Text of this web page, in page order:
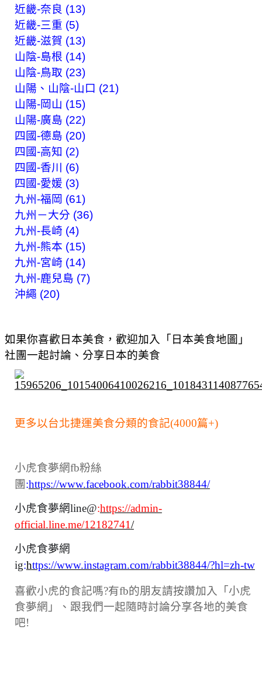
近畿-奈良 (13)
近畿-三重 (5)
近畿-滋賀 (13)
山陰-島根 (14)
山陰-鳥取 (23)
山陽、山陰-山口 (21)
山陽-岡山 (15)
山陽-廣島 (22)
四國-德島 (20)
四國-高知 (2)
四國-香川 (6)
四國-愛媛 (3)
九州-福岡 (61)
九州－大分 (36)
九州-長崎 (4)
九州-熊本 (15)
九州-宮崎 (14)
九州-鹿兒島 (7)
沖繩 (20)
如果你喜歡日本美食，歡迎加入「日本美食地圖」
社團一起討論、分享日本的美食
更多以台北捷運美食分類的食記(4000篇+)
小虎食夢網fb粉絲
團 :https://www.facebook.com/rabbit38844/
小虎食夢網line@:https://admin-
official.line.me/12182741/
小虎食夢網
ig:https://www.instagram.com/rabbit38844/?hl=zh-tw
喜歡小虎的食記嗎?有fb的朋友請按讚加入「小虎
食夢網」、跟我們一起隨時討論分享各地的美食
吧!